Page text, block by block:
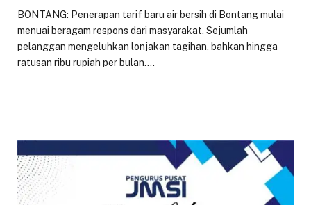
BONTANG: Penerapan tarif baru air bersih di Bontang mulai
menuai beragam respons dari masyarakat. Sejumlah
pelanggan mengeluhkan lonjakan tagihan, bahkan hingga
ratusan ribu rupiah per bulan.…